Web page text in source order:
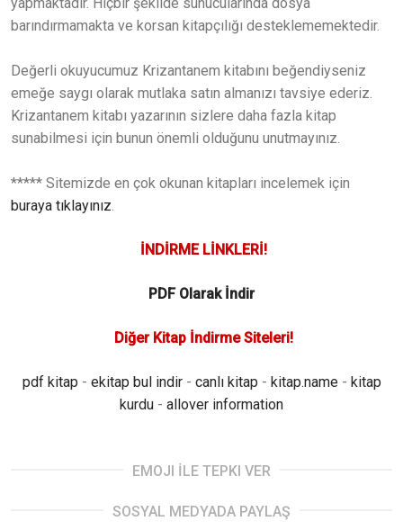
barındırmamakta ve korsan kitapçılığı desteklememektedir.
Değerli okuyucumuz Krizantanem kitabını beğendiyseniz
emeğe saygı olarak mutlaka satın almanızı tavsiye ederiz.
Krizantanem kitabı yazarının sizlere daha fazla kitap
sunabilmesi için bunun önemli olduğunu unutmayınız.
***** Sitemizde en çok okunan kitapları incelemek için
buraya tıklayınız
İNDİRME LİNKLERİ!
PDF Olarak İndir
Diğer Kitap İndirme Siteleri!
pdf kitap - ekitap bul indir- canlı kitap - kitap.name- kitap
kurdu - allover information
EMOJI İLE TEPKI VER
SOSYAL MEDYADA PAYLAŞ